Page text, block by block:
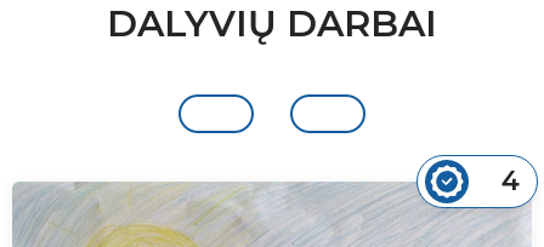
DALYVIŲ DARBAI
4